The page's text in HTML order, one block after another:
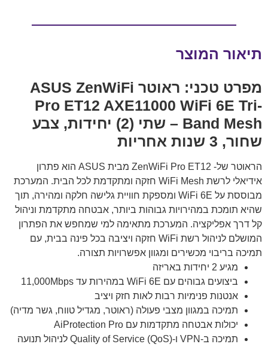
תיאור המוצר
מפרט טכני: ראוטר ASUS ZenWiFi
Pro ET12 AXE11000 WiFi 6E Tri-
Band Mesh – שתי (2) יחידות, צבע
שחור, 3 שנות אחריות
הראוטר של- ZenWiFi Pro ET12 מבית ASUS הוא פתרון
אידיאלי לרשת WiFi Mesh חזקה ומתקדמת לכל הבית. המערכת
מבוססת על WiFi 6E ומספקת חוויית גלישה חלקה ומהירה, תוך
שהיא תומכת במהירויות גבוהות ביותר, אבטחה מתקדמת וניהול
קל דרך אפליקציה. המערכת מתאימה למי שמחפש את הפתרון
המושלם לניהול רשת WiFi חזקה ויציבה בכל פינה בבית, עם
תמיכה בריבוי מכשירים ומגוון אפשרויות תצורה.
מגיע 2 יחידות באריזה
ביצועים גבוהים עם WiFi 6E במהירות עד 11,000Mbps
אנטנות פנימיות רבות לאות חזק ויציב
תמיכה במגוון מצבי פעולה (ראוטר, מגדיל טווח, גשר מדיה)
יכולות אבטחה מתקדמות עם AiProtection Pro
תמיכה ב-VPN ו-Quality of Service (QoS) לניהול תנועה